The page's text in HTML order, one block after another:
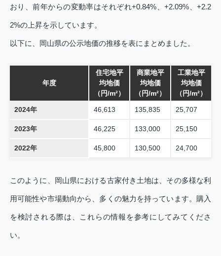
おり、前年からの変動率はそれぞれ+0.84%、+2.09%、+2.2
2%の上昇を示しています。
以下に、岡山県の公示地価の推移を表にまとめました。
年度
住宅地平
均地価
（円/m²）
商業地平
均地価
（円/m²）
工業地平
均地価
（円/m²）
2024年 46,613 135,835 25,707
2023年 46,225 133,000 25,150
2022年 45,800 130,500 24,700
このように、岡山県における古家付き土地は、その多様な利
用可能性や市場動向から、多くの魅力を持っています。購入
を検討される際は、これらの情報を参考にしてみてくださ
い。